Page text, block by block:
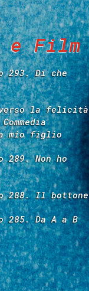
Film
293. Di che
verso la felicità
mio figlio
289. Non ho
288. Il bottone
285. Da A a B